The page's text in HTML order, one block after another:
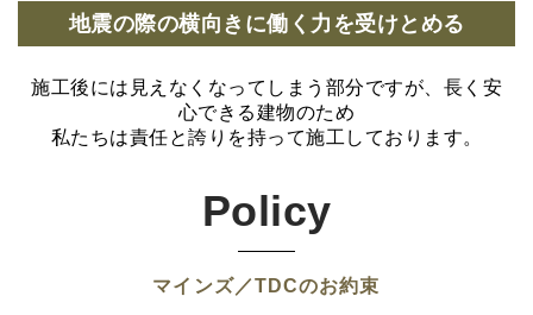
地震の際の横向きに働く力を受けとめる
施工後には見えなくなってしまう部分ですが、長く安
心できる建物のため
私たちは責任と誇りを持って施工しております。
Policy
マインズ／TDCのお約束